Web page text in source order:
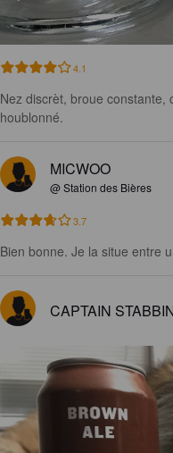
4.1
Nez discrèt, broue
houblonné.
MICWOO
@ Station des Bières
3.7
Bien bonne. Je la situe entre
CAPTAIN